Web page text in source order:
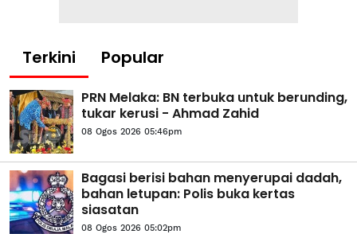
Terkini Popular
PRN Melaka: BN terbuka untuk berunding,
tukar kerusi - Ahmad Zahid
08 Ogos 2026 05:46pm
Bagasi berisi bahan menyerupai dadah,
bahan letupan: Polis buka kertas
siasatan
08 Ogos 2026 05:02pm